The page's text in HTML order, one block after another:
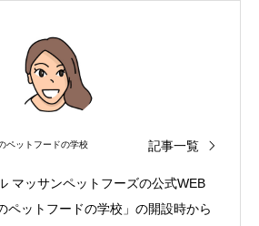
ペットフードの学校 記事一覧
マッサンペットフーズの公式WEB
ペットフードの学校」の開設時から